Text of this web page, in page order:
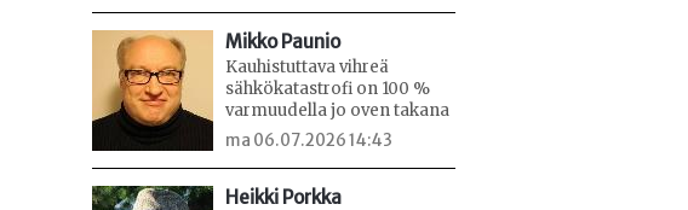
Mikko Paunio
Kauhistuttava vihreä
sähkökatastrofi on 100 %
varmuudella jo oven takana
ma 06.07.2026 14:43
Heikki Porkka